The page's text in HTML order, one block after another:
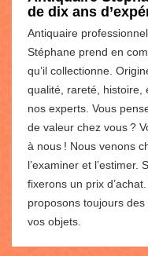
de dix ans
Antiquaire
Stéphane prend en
qu’il collectionne.
qualité, rareté, histoire,
nos experts. Vous
de valeur chez vous ?
à nous ! Nous venons
l’examiner et l’estimer.
fixerons un prix
proposons toujours
vos objets.